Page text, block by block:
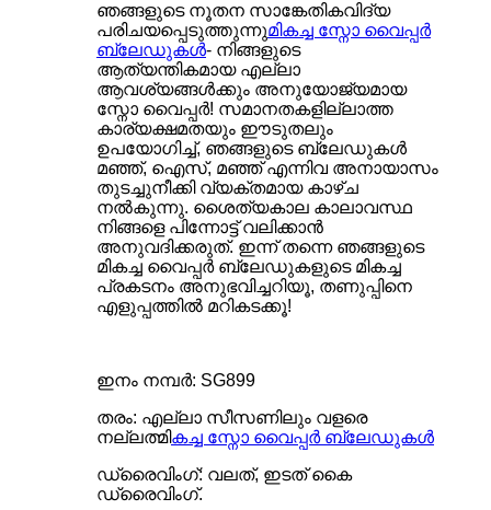
ഞങ്ങളുടെ നൂതന സാങ്കേതികവിദ്യ
പരിചയപ്പെടുത്തുന്നുമികച്ച സ്നോ വൈപ്പർ
ബ്ലേഡുകൾ- നിങ്ങളുടെ
ആത്യന്തികമായ എല്ലാ
ആവശ്യങ്ങൾക്കും അനുയോജ്യമായ
സ്നോ വൈപ്പർ! സമാനതകളില്ലാത്ത
കാര്യക്ഷമതയും ഈടുതലും
ഉപയോഗിച്ച്, ഞങ്ങളുടെ ബ്ലേഡുകൾ
മഞ്ഞ്, ഐസ്, മഞ്ഞ് എന്നിവ അനായാസം
തുടച്ചുനീക്കി വ്യക്തമായ കാഴ്ച
നൽകുന്നു. ശൈത്യകാല കാലാവസ്ഥ
നിങ്ങളെ പിന്നോട്ട് വലിക്കാൻ
അനുവദിക്കരുത്. ഇന്ന് തന്നെ ഞങ്ങളുടെ
മികച്ച വൈപ്പർ ബ്ലേഡുകളുടെ മികച്ച
പ്രകടനം അനുഭവിച്ചറിയൂ, തണുപ്പിനെ
എളുപ്പത്തിൽ മറികടക്കൂ!
ഇനം നമ്പർ: SG899
തരം: എല്ലാ സീസണിലും വളരെ
നല്ലത്മികച്ച സ്നോ വൈപ്പർ ബ്ലേഡുകൾ
ഡ്രൈവിംഗ്: വലത്, ഇടത് കൈ
ഡ്രൈവിംഗ്.